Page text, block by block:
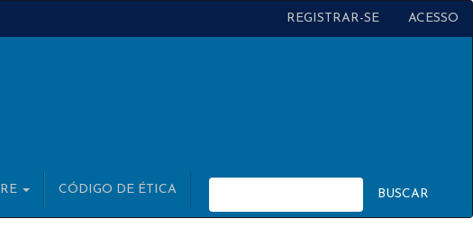
REGISTRAR-SE ACESSO
CÓDIGO DE ÉTICA BUSCAR